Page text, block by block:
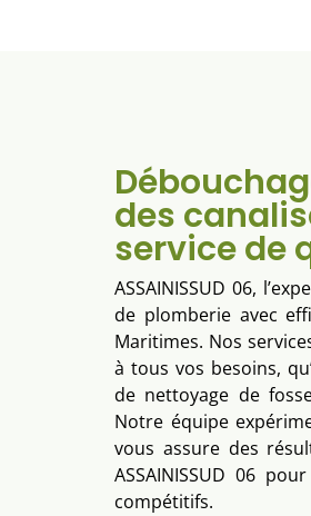
des
service de
ASSAINISSUD 06,
de plomberie avec
Maritimes. Nos
à tous vos besoins,
de nettoyage de
Notre équipe
vous assure des
ASSAINISSUD 06
compétitifs.